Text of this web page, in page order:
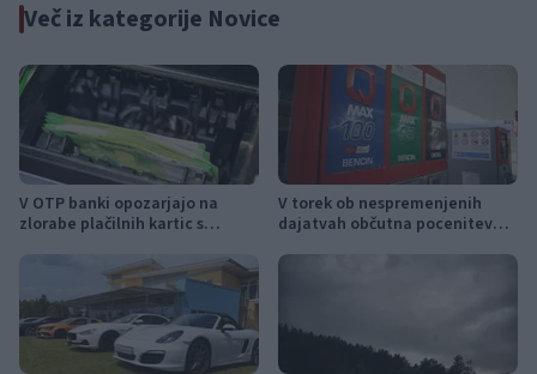
Več iz kategorije Novice
V OTP banki opozarjajo na
zlorabe plačilnih kartic s
V torek ob nespremenjenih
dajatvah občutna pocenitev